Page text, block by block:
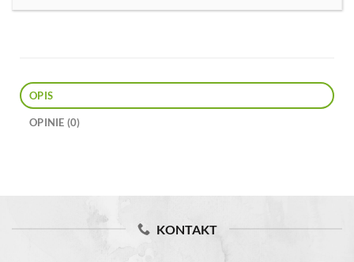
OPIS
OPINIE (0)
KONTAKT